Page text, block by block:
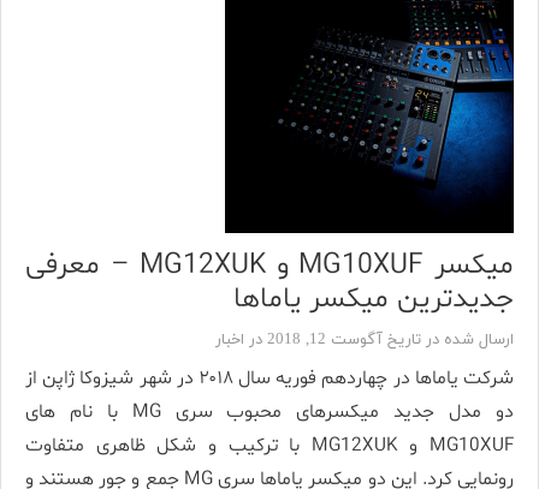
میکسر MG10XUF و MG12XUK – معرفی
جدیدترین میکسر یاماها
ارسال شده در تاریخ آگوست 12, 2018 در اخبار
شرکت یاماها در چهاردهم فوریه سال ۲۰۱۸ در شهر شیزوکا ژاپن از
دو مدل جدید میکسرهای محبوب سری MG با نام های
MG10XUF و MG12XUK با ترکیب و شکل ظاهری متفاوت
رونمایی کرد. این دو میکسر یاماها سری MG جمع و جور هستند و